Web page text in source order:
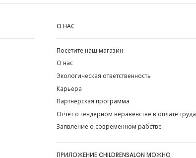
О НАС
Посетите наш магазин
О нас
Экологическая ответственность
Карьера
Партнёрская программа
Отчет о гендерном неравенстве в оплате труда
Заявление о современном рабстве
ПРИЛОЖЕНИЕ CHILDRENSALON МОЖНО